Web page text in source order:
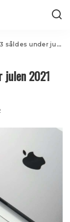
julen 2021 (hint: många!)
julen 2021